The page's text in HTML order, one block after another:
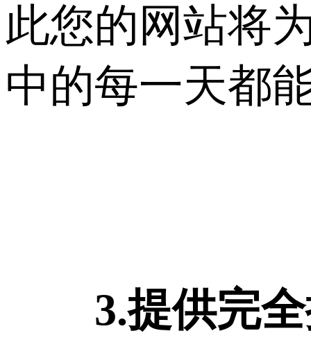
此您的网站将
中的每一天都
3.提供完